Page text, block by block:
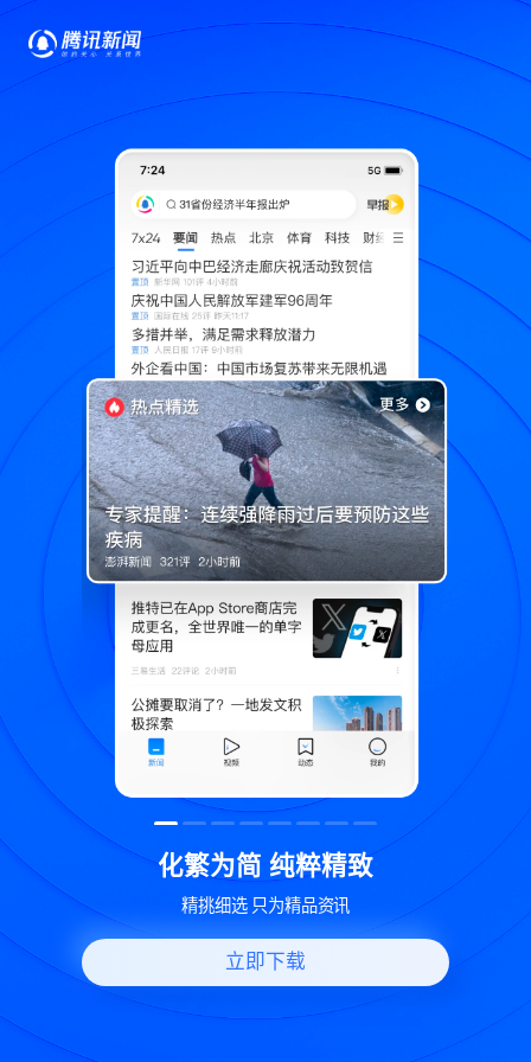
致 世界变化 热问一下
好问题好回答 多元视角看问题
立即下载